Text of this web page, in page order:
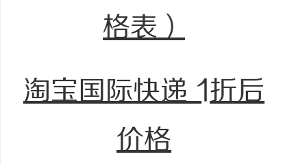
格表）
淘宝国际快递 1折后
价格